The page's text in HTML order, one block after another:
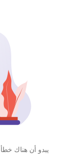
يبدو أن هناك